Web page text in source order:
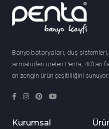
Banyo bataryaları, duş
armatürleri üreten Penta, 40'tan
en zengin ürün çeşitliliğini sunuyor.
Kurumsal